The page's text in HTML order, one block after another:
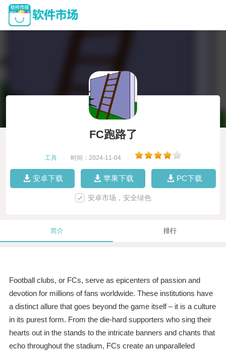
FC跑路了
工具 时间：2024-11-04
安卓下载 苹果下载 PC下载
安卓市场，安全绿色
简介 排行
Football clubs, or FCs, serve as epicenters of passion and
devotion for millions of fans worldwide. These institutions have
a distinct allure that goes beyond the game itself – it is a culture
in its purest form. From the die-hard supporters who sing their
hearts out in the stands to the intricate banners and chants that
echo throughout the stadium, FCs create an unparalleled